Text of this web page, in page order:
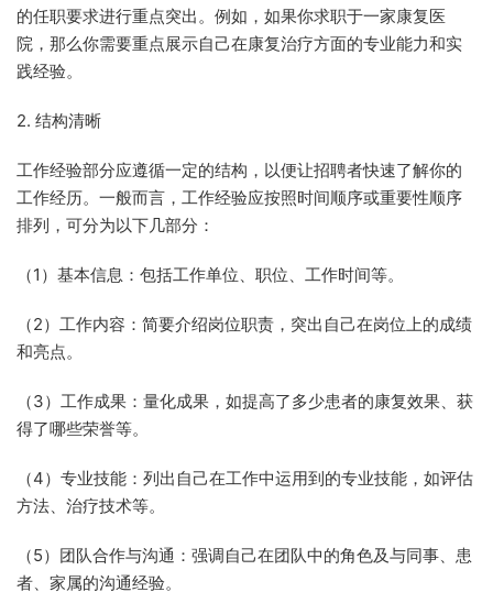
的任职要求进行重点突出。例如，如果你求职于一家康复医
院，那么你需要重点展示自己在康复治疗方面的专业能力和实
践经验。
2. 结构清晰
工作经验部分应遵循一定的结构，以便让招聘者快速了解你的
工作经历。一般而言，工作经验应按照时间顺序或重要性顺序
排列，可分为以下几部分：
（1）基本信息：包括工作单位、职位、工作时间等。
（2）工作内容：简要介绍岗位职责，突出自己在岗位上的成绩
和亮点。
（3）工作成果：量化成果，如提高了多少患者的康复效果、获
得了哪些荣誉等。
（4）专业技能：列出自己在工作中运用到的专业技能，如评估
方法、治疗技术等。
（5）团队合作与沟通：强调自己在团队中的角色及与同事、患
者、家属的沟通经验。